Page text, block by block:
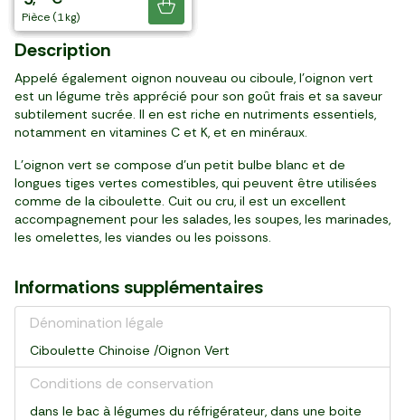
500 g (par 3)
500 g
botte
filet (500 g)
pièce (1 kg)
Je découvre
Description
Appelé également oignon nouveau ou ciboule, l'oignon vert
est un légume très apprécié pour son goût frais et sa saveur
subtilement sucrée. Il en est riche en nutriments essentiels,
notamment en vitamines C et K, et en minéraux.
L'oignon vert se compose d'un petit bulbe blanc et de
longues tiges vertes comestibles, qui peuvent être utilisées
comme de la ciboulette. Cuit ou cru, il est un excellent
accompagnement pour les salades, les soupes, les marinades,
les omelettes, les viandes ou les poissons.
Informations supplémentaires
Dénomination légale
Ciboulette Chinoise /Oignon Vert
Conditions de conservation
dans le bac à légumes du réfrigérateur, dans une boite